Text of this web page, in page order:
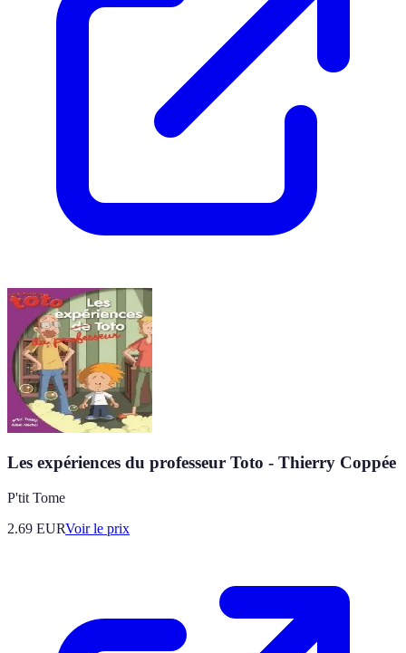
Les expériences du professeur Toto - Thierry Coppée
P'tit Tome
2.69 EURVoir le prix